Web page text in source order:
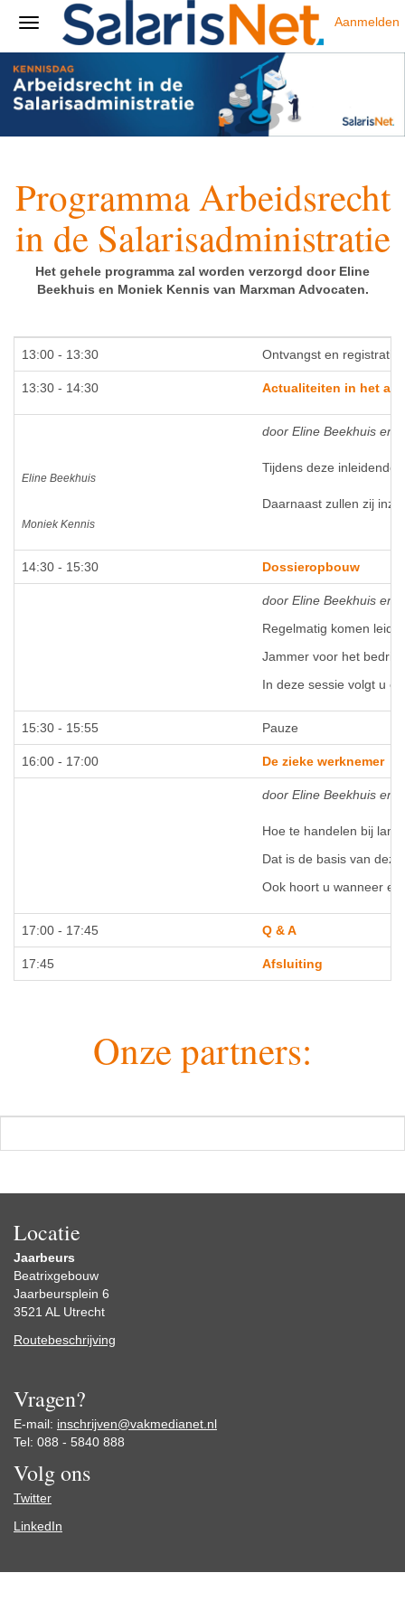
Aanmelden
Programma Arbeidsrecht
in de Salarisadministratie
Het gehele programma zal worden verzorgd door Eline
Beekhuis en Moniek Kennis van Marxman Advocaten.
13:00 - 13:30 Ontvangst en registratie
13:30 - 14:30 Actualiteiten in het
Eline Beekhuis
Moniek Kennis
door Eline Beekhuis en
Tijdens deze inleidende
Daarnaast zullen zij
14:30 - 15:30 Dossieropbouw
door Eline Beekhuis en
Regelmatig komen
Jammer voor het
In deze sessie volgt u
15:30 - 15:55 Pauze
16:00 - 17:00 De zieke werknemer
door Eline Beekhuis en
Hoe te handelen bij
Dat is de basis van
Ook hoort u wanneer
17:00 - 17:45 Q & A
17:45 Afsluiting
Onze partners:
Locatie
Jaarbeurs
Beatrixgebouw
Jaarbeursplein 6
3521 AL Utrecht
Routebeschrijving
Vragen?
E-mail: inschrijven@vakmedianet.nl
Tel: 088 - 5840 888
Volg ons
Twitter
LinkedIn